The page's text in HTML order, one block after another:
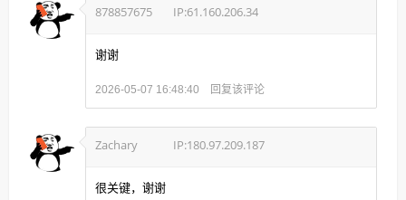
878857675 IP:61.160.206.34
谢谢
2026-05-07 16:48:40 回复该评论
Zachary IP:180.97.209.187
很关键，谢谢